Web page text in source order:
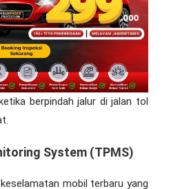
berpindah jalur di jalan tol
System (TPMS)
mobil terbaru yang